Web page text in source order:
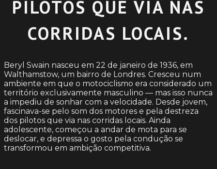
PILOTOS QUE VIA NAS
CORRIDAS LOCAIS.
Beryl Swain nasceu em 22 de janeiro de 1936, em
Walthamstow, um bairro de Londres. Cresceu num
ambiente em que o motociclismo era considerado um
território exclusivamente masculino — mas isso nunca
a impediu de sonhar com a velocidade. Desde jovem,
fascinava-se pelo som dos motores e pela destreza
dos pilotos que via nas corridas locais. Ainda
adolescente, começou a andar de mota para se
deslocar, e depressa o gosto pela condução se
transformou em ambição competitiva.